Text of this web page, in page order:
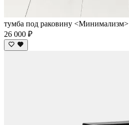
тумба под раковину <Минимализм>
26 000 ₽